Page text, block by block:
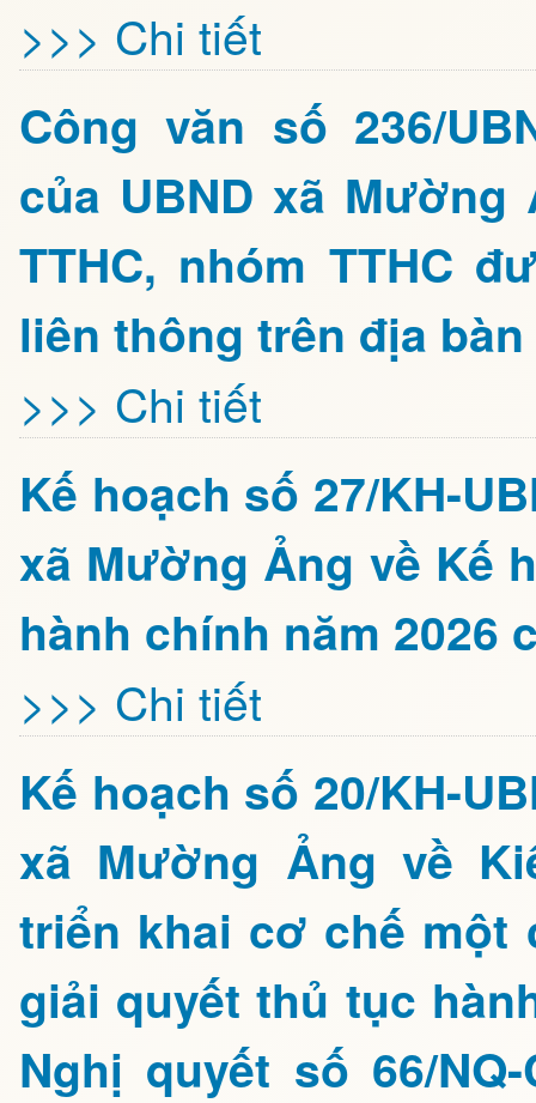
>>> Chi tiết
Công văn số 236/
của UBND xã
TTHC, nhóm TTHC
liên thông trên địa
>>> Chi tiết
Kế hoạch số 27/KH-
xã Mường Ảng về Kế
hành chính năm 2026
>>> Chi tiết
Kế hoạch số 20/KH-
xã Mường Ảng về
triển khai cơ chế một
giải quyết thủ tục
Nghị quyết số 66/